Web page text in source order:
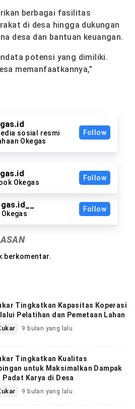
berbagai fasilitas
di desa hingga dukungan
desa dan bantuan keuangan.
potensi yang dimiliki.
memanfaatkannya,”
sosial resmi
Okegas
Follow
Okegas
Follow
Follow
berkomentar.
Tingkatkan Kapasitas Koperasi
Pelatihan dan Pemetaan Lahan
9 bulan yang lalu
Tingkatkan Kualitas
untuk Maksimalkan Dampak
Padat Karya di Desa
9 bulan yang lalu